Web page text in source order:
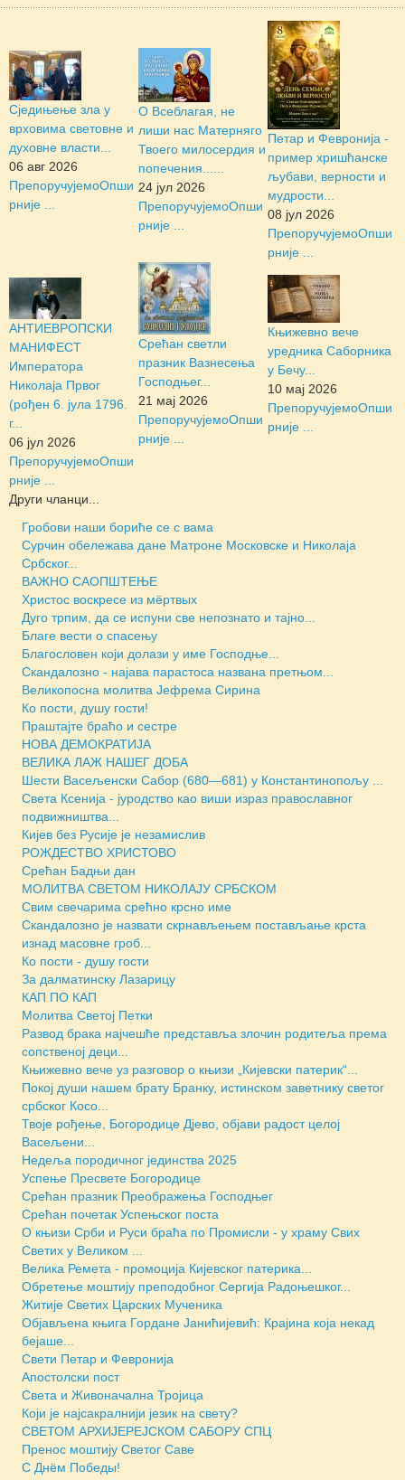
Сједињење зла у
врховима световне и
духовне власти...
06 авг 2026
ПрепоручујемоОпши
рније ...
О Всеблагая, не
лиши нас Матерняго
Твоего милосердия и
попечения......
24 јул 2026
ПрепоручујемоОпши
рније ...
Петар и Февронија -
пример хришћанске
љубави, верности и
мудрости...
08 јул 2026
ПрепоручујемоОпши
рније ...
АНТИЕВРОПСКИ
МАНИФЕСТ
Императора
Николаја Првог
(рођен 6. јула 1796.
г...
06 јул 2026
ПрепоручујемоОпши
рније ...
Срећан светли
празник Вазнесења
Господњег...
21 мај 2026
ПрепоручујемоОпши
рније ...
Књижевно вече
уредника Саборника
у Бечу...
10 мај 2026
ПрепоручујемоОпши
рније ...
Други чланци...
Гробови наши бориће се с вама
Сурчин обележава дане Матроне Московске и Николаја
Србског...
ВАЖНО САОПШТЕЊЕ
Христос воскресе из мёртвых
Дуго трпим, да се испуни све непознато и тајно...
Благе вести о спасењу
Благословен који долази у име Господње...
Скандалозно - најава парастоса названа претњом...
Великопосна молитва Јефрема Сирина
Ко пости, душу гости!
Праштајте браћо и сестре
НОВА ДЕМОКРАТИЈА
ВЕЛИКА ЛАЖ НАШЕГ ДОБА
Шести Васељенски Сабор (680—681) у Константинопољу ...
Света Ксенија - јуродство као виши израз православног
подвижништва...
Кијев без Русије је незамислив
РОЖДЕСТВО ХРИСТОВО
Срећан Бадњи дан
МОЛИТВА СВЕТОМ НИКОЛАЈУ СРБСКОМ
Свим свечарима срећно крсно име
Скандалозно је назвати скрнављењем постављање крста
изнад масовне гроб...
Ко пости - душу гости
За далматинску Лазарицу
КАП ПО КАП
Молитва Светој Петки
Развод брака најчешће представља злочин родитеља према
сопственој деци...
Књижевно вече уз разговор о књизи „Кијевски патерик“...
Покој души нашем брату Бранку, истинском заветнику светог
србског Косо...
Твоје рођење, Богородице Дјево, објави радост целој
Васељени...
Недеља породичног јединства 2025
Успење Пресвете Богородице
Срећан празник Преображења Господњег
Срећан почетак Успењског поста
О књизи Срби и Руси браћа по Промисли - у храму Свих
Светих у Великом ...
Велика Ремета - промоција Кијевског патерика...
Обретење моштију преподобног Сергија Радоњешког...
Житије Светих Царских Мученика
Објављена књига Гордане Јанићијевић: Крајина која некад
бејаше...
Свети Петар и Февронија
Апостолски пост
Света и Живоначална Тројица
Који је најсакралнији језик на свету?
СВЕТОМ АРХИЈЕРЕЈСКОМ САБОРУ СПЦ
Пренос моштију Светог Саве
С Днём Победы!